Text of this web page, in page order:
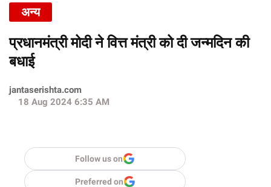
अन्य
प्रधानमंत्री मोदी ने वित्त मंत्री को दी जन्मदिन की
बधाई
jantaserishta.com
18 Aug 2024 6:35 AM
Follow us on
Preferred on